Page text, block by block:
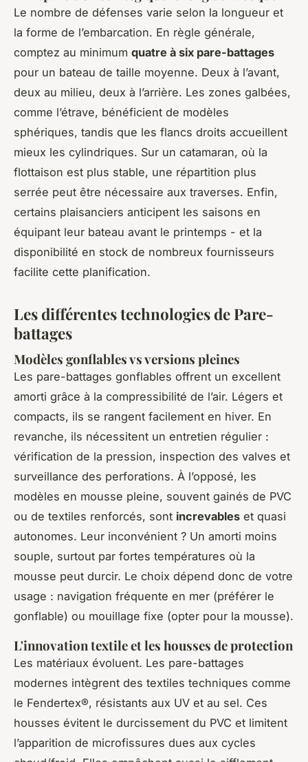
Le nombre de défenses varie selon la longueur et
la forme de l’embarcation. En règle générale,
comptez au minimum quatre à six pare-battages
pour un bateau de taille moyenne. Deux à l’avant,
deux au milieu, deux à l’arrière. Les zones galbées,
comme l’étrave, bénéficient de modèles
sphériques, tandis que les flancs droits accueillent
mieux les cylindriques. Sur un catamaran, où la
flottaison est plus stable, une répartition plus
serrée peut être nécessaire aux traverses. Enfin,
certains plaisanciers anticipent les saisons en
équipant leur bateau avant le printemps - et la
disponibilité en stock de nombreux fournisseurs
facilite cette planification.
Les différentes technologies de Pare-
battages
Modèles gonflables vs versions pleines
Les pare-battages gonflables offrent un excellent
amorti grâce à la compressibilité de l’air. Légers et
compacts, ils se rangent facilement en hiver. En
revanche, ils nécessitent un entretien régulier :
vérification de la pression, inspection des valves et
surveillance des perforations. À l’opposé, les
modèles en mousse pleine, souvent gainés de PVC
ou de textiles renforcés, sont increvables et quasi
autonomes. Leur inconvénient ? Un amorti moins
souple, surtout par fortes températures où la
mousse peut durcir. Le choix dépend donc de votre
usage : navigation fréquente en mer (préférer le
gonflable) ou mouillage fixe (opter pour la mousse).
L'innovation textile et les housses de protection
Les matériaux évoluent. Les pare-battages
modernes intègrent des textiles techniques comme
le Fendertex®, résistants aux UV et au sel. Ces
housses évitent le durcissement du PVC et limitent
l’apparition de microfissures dues aux cycles